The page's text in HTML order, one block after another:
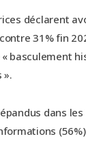
déclarent
31% fin
basculement
».
dans les